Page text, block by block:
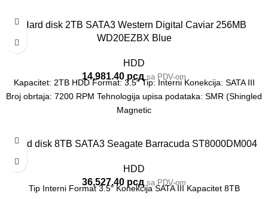
Hard disk 2TB SATA3 Western Digital Caviar 256MB
WD20EZBX Blue
HDD
14,981.40 рсд sa PDV-om
Kapacitet: 2TB HDD Format: 3.5″ Tip: Interni Konekcija: SATA III
Broj obrtaja: 7200 RPM Tehnologija upisa podataka: SMR (Shingled
Magnetic
Hard disk 8TB SATA3 Seagate Barracuda ST8000DM004
HDD
36,527.40 рсд sa PDV-om
Tip Interni Format 3.5″ Konekcija SATA III Kapacitet 8TB